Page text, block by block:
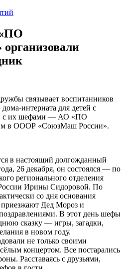
связывает воспитанников
интерната для детей с
с их шефами — АО «ПО
в ОООР «СоюзМаш России».
в настоящий долгожданный
26 декабря, он состоялся — по
регионального отделения
Ирины Сидоровой. По
со дня основания
Дед Мороз и
В этот день шефы
сказку — игры, загадки,
в новом году.
не только своими
концертом. Все постарались
Расставаясь с друзьями,